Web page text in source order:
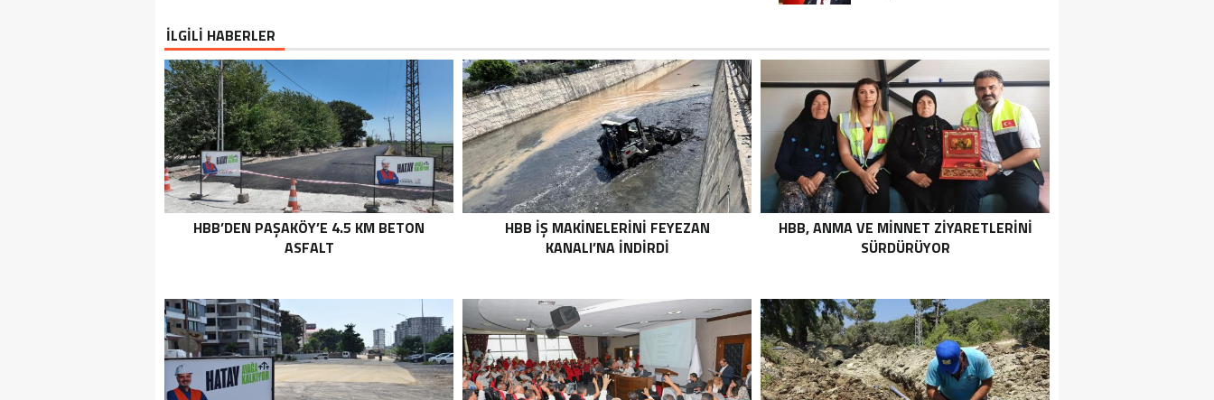
İLGİLİ HABERLER
HBB’DEN PAŞAKÖY’E 4.5 KM BETON
ASFALT
HBB İŞ MAKİNELERİNİ FEYEZAN
KANALI’NA İNDİRDİ
HBB, ANMA VE MİNNET ZİYARETLERİNİ
SÜRDÜRÜYOR